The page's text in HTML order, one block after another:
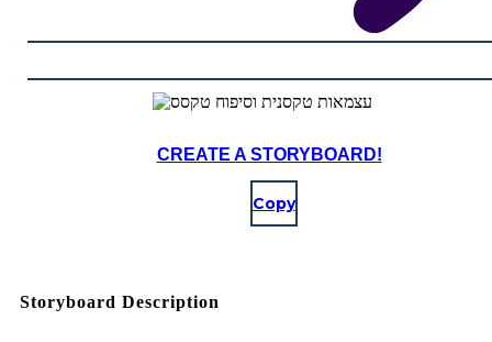
CREATE A STORYBOARD!
Copy
Storyboard Description